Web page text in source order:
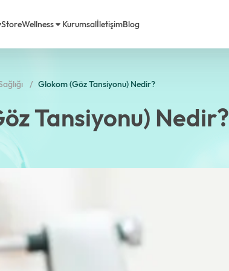
StoreWellness KurumsalİletişimBlog
Glokom (Göz Tansiyonu) Nedir?
Tansiyonu) Nedir?